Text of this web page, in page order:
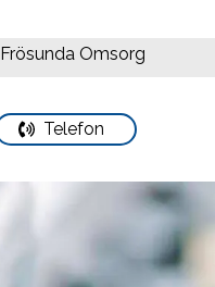
Frösunda Omsorg
phone
phone
0455-
Telefon